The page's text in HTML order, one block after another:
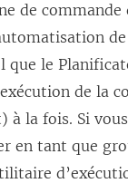
de
le
de la
la fois. Si
en tant que